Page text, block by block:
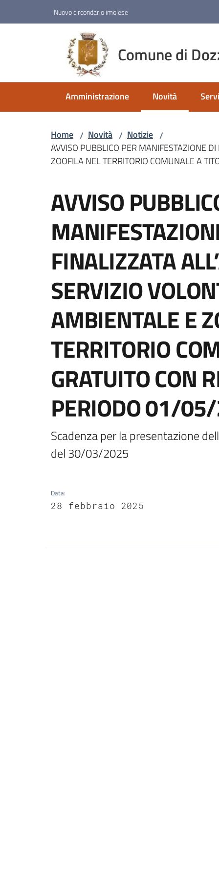
Nuovo circondario imolese
Comune di
Amministrazione Novità
Menu selezionato
Home / Novità / Notizie /
AVVISO PUBBLICO PER MANIFESTAZIONE
ZOOFILA NEL TERRITORIO COMUNALE A
AVVISO
FINALIZZATA
SERVIZIO
AMBIENTALE E
TERRITORIO
GRATUITO CON
PERIODO 01/
Scadenza per la presentazione
del 30/03/2025
Data:
28 febbraio 2025